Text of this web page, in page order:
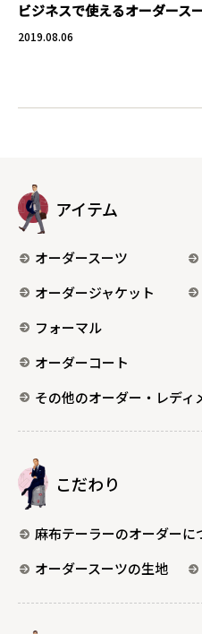
ビジネスで使えるオーダース
2019.08.06
アイテム
オーダースーツ
オーダージャケット
フォーマル
オーダーコート
その他のオーダー・レディ
こだわり
麻布テーラーのオーダーに
オーダースーツの生地